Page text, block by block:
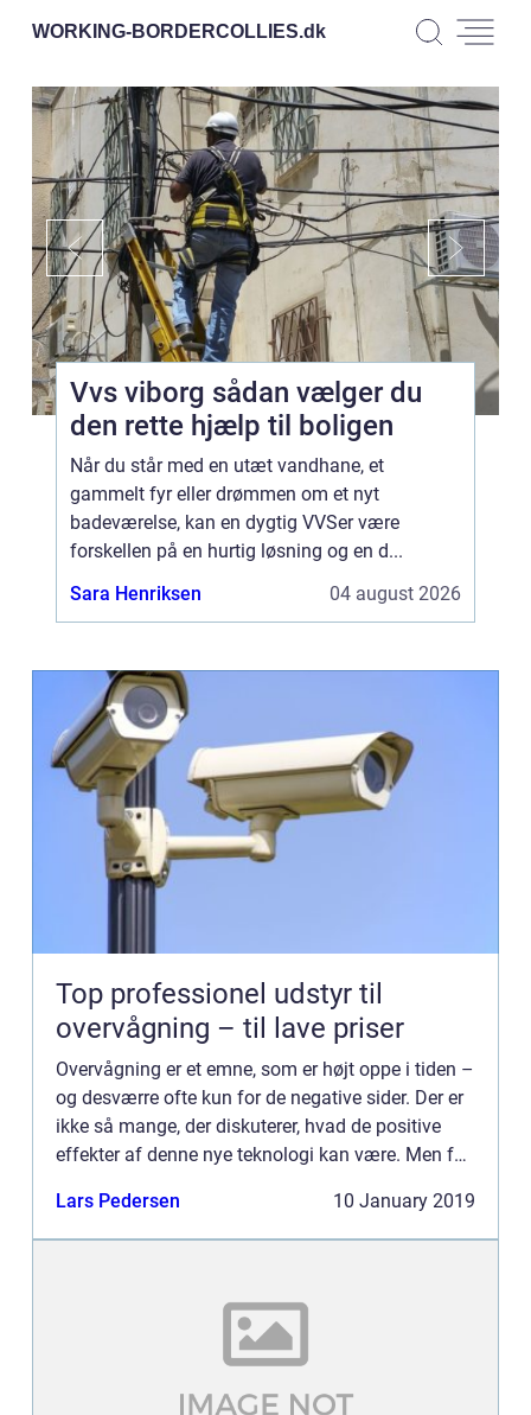
WORKING-BORDERCOLLIES.dk
Vvs viborg sådan vælger du
den rette hjælp til boligen
Når du står med en utæt vandhane, et
gammelt fyr eller drømmen om et nyt
badeværelse, kan en dygtig VVSer være
forskellen på en hurtig løsning og en d...
Sara Henriksen
04 august 2026
Top professionel udstyr til
overvågning – til lave priser
Overvågning er et emne, som er højt oppe i tiden –
og desværre ofte kun for de negative sider. Der er
ikke så mange, der diskuterer, hvad de positive
effekter af denne nye teknologi kan være. Men for
Lars Pedersen 10 January 2019